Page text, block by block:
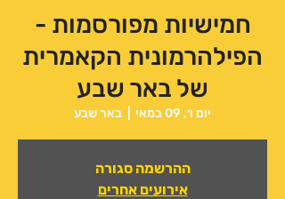
חמישיות מפורסמות -
הפילהרמונית הקאמרית
של באר שבע
יום ו׳, 09 במאי באר שבע
ההרשמה סגורה
אירועים אחרים